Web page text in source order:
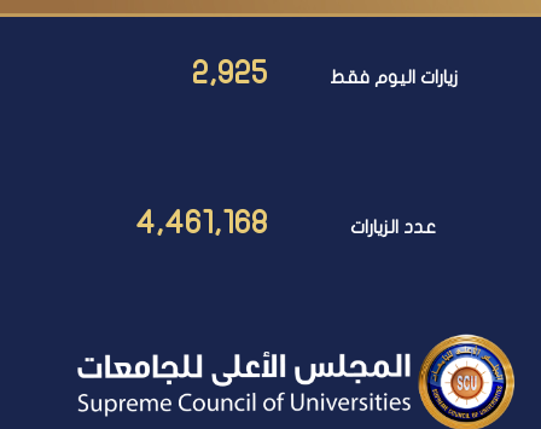
زيارات اليوم فقط 2,925
عدد الزيارات 4,461,168